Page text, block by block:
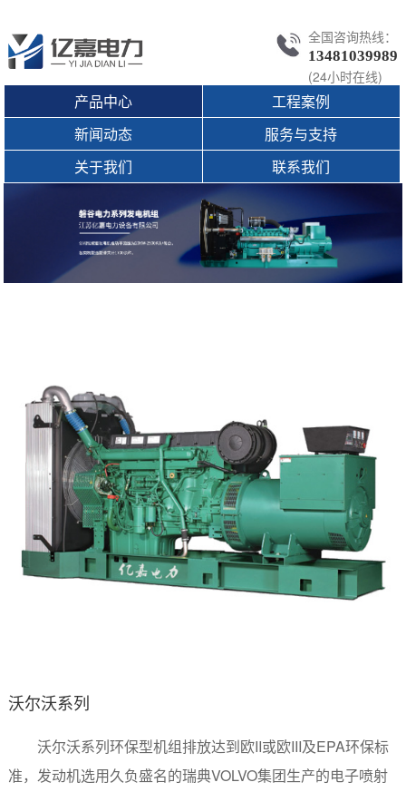
全国咨询热线：
13481039989
(24小时在线)
产品中心
工程案例
新闻动态
服务与支持
关于我们
联系我们
沃尔沃系列
沃尔沃系列环保型机组排放达到欧II或欧III及EPA环保标
准，发动机选用久负盛名的瑞典VOLVO集团生产的电子喷射